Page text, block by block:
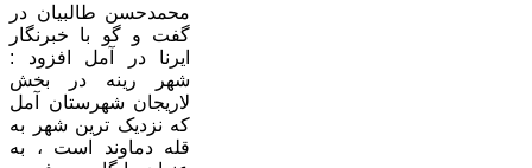
محمدحسن طالبیان در
گفت و گو با خبرنگار
ایرنا در آمل افزود :
شهر رینه در بخش
لاریجان شهرستان آمل
که نزدیک ترین شهر به
قله دماوند است ، به